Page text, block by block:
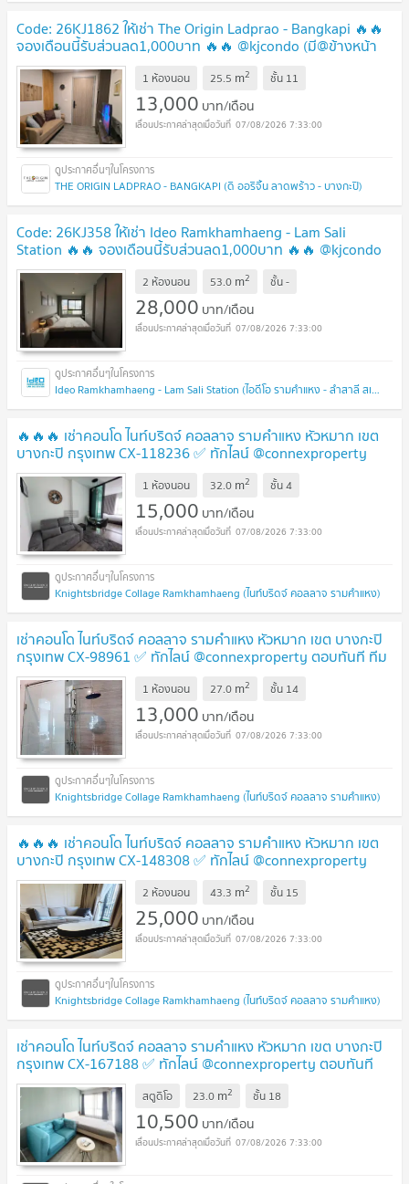
Code: 26KJ1862 ให้เช่า The Origin Ladprao - Bangkapi 🔥🔥
จองเดือนนี้รับส่วนลด1,000บาท 🔥🔥 @kjcondo (มี@ข้างหน้า
ด้วยนะคะ)
1 ห้องนอน 25.5 m2 ชั้น 11
13,000 บาท/เดือน
07/08/2026 7:33:00
THE ORIGIN LADPRAO - BANGKAPI (ดิ ออริจิ้น ลาดพร้าว - บางกะปิ)
Code: 26KJ358 ให้เช่า Ideo Ramkhamhaeng - Lam Sali
Station 🔥🔥 จองเดือนนี้รับส่วนลด1,000บาท 🔥🔥 @kjcondo
(มี@ข้างหน้าด้วยนะคะ)
2 ห้องนอน 53.0 m2 ชั้น-
28,000 บาท/เดือน
07/08/2026 7:33:00
Ideo Ramkhamhaeng - Lam Sali Station (ไอดีโอ รามคำแหง - ลำสาลี สเตชั่น)
🔥🔥🔥 เช่าคอนโด ไนท์บริดจ์ คอลลาจ รามคำแหง หัวหมาก เขต
บางกะปิ กรุงเทพ CX-118236 ✅ ทักไลน์ @connexproperty
ตอบทันที ทีมงานมืออาชีพ ✅ 🔥🔥🔥
1 ห้องนอน 32.0 m2 ชั้น4
15,000 บาท/เดือน
07/08/2026 7:33:00
Knightsbridge Collage Ramkhamhaeng (ไนท์บริดจ์ คอลลาจ รามคำแหง)
เช่าคอนโด ไนท์บริดจ์ คอลลาจ รามคำแหง หัวหมาก เขต บางกะปิ
กรุงเทพ CX-98961 ✅ ทักไลน์ @connexproperty ตอบทันที ทีม
งานมืออาชีพ ✅
1 ห้องนอน 27.0 m2 ชั้น 14
13,000 บาท/เดือน
07/08/2026 7:33:00
Knightsbridge Collage Ramkhamhaeng (ไนท์บริดจ์ คอลลาจ รามคำแหง)
🔥🔥🔥 เช่าคอนโด ไนท์บริดจ์ คอลลาจ รามคำแหง หัวหมาก เขต
บางกะปิ กรุงเทพ CX-148308 ✅ ทักไลน์ @connexproperty
ตอบทันที ทีมงานมืออาชีพ ✅ 🔥🔥🔥
2 ห้องนอน 43.3 m2 ชั้น 15
25,000 บาท/เดือน
07/08/2026 7:33:00
Knightsbridge Collage Ramkhamhaeng (ไนท์บริดจ์ คอลลาจ รามคำแหง)
เช่าคอนโด ไนท์บริดจ์ คอลลาจ รามคำแหง หัวหมาก เขต บางกะปิ
กรุงเทพ CX-167188 ✅ ทักไลน์ @connexproperty ตอบทันที
ทีมงานมืออาชีพ ✅
สตูดิโอ 23.0 m2 ชั้น 18
10,500 บาท/เดือน
07/08/2026 7:33:00